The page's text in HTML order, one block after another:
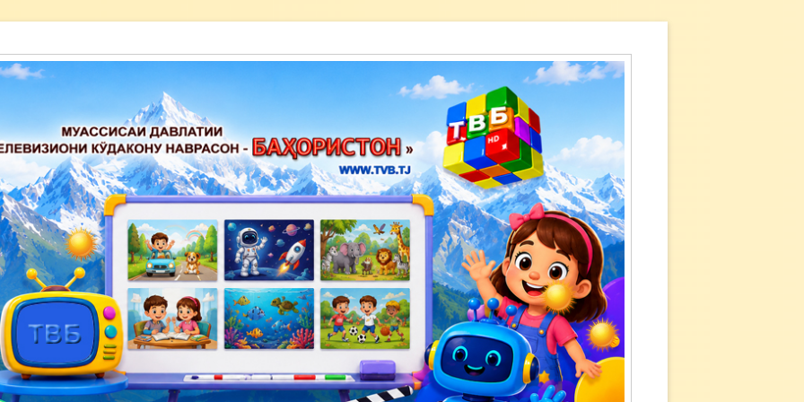
наврасон — Баҳористон»